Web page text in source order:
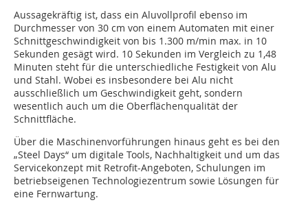
Aussagekräftig ist, dass ein Aluvollprofil ebenso im
Durchmesser von 30 cm von einem Automaten mit einer
Schnittgeschwindigkeit von bis 1.300 m/min max. in 10
Sekunden gesägt wird. 10 Sekunden im Vergleich zu 1,48
Minuten steht für die unterschiedliche Festigkeit von Alu
und Stahl. Wobei es insbesondere bei Alu nicht
ausschließlich um Geschwindigkeit geht, sondern
wesentlich auch um die Oberflächenqualität der
Schnittfläche.
Über die Maschinenvorführungen hinaus geht es bei den
„Steel Days“ um digitale Tools, Nachhaltigkeit und um das
Servicekonzept mit Retrofit-Angeboten, Schulungen im
betriebseigenen Technologiezentrum sowie Lösungen für
eine Fernwartung.